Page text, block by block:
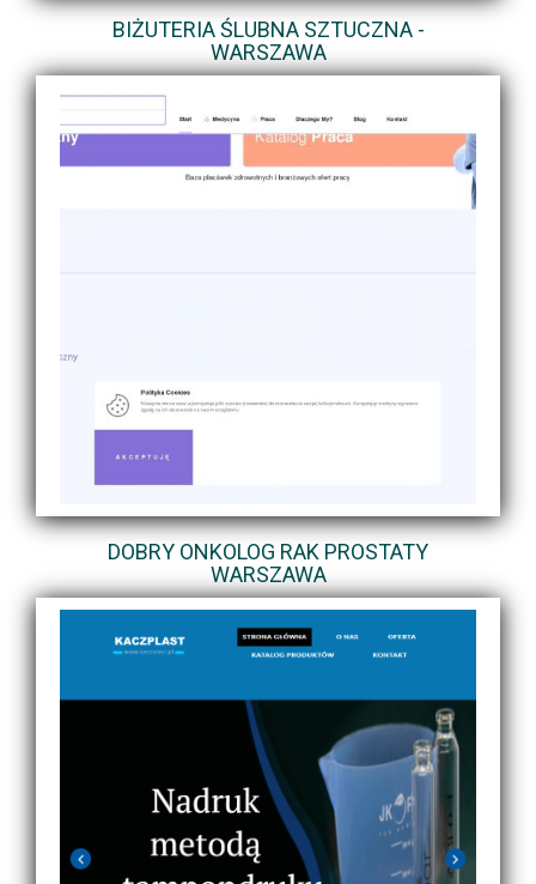
BIŻUTERIA ŚLUBNA SZTUCZNA -
WARSZAWA
DOBRY ONKOLOG RAK PROSTATY
WARSZAWA